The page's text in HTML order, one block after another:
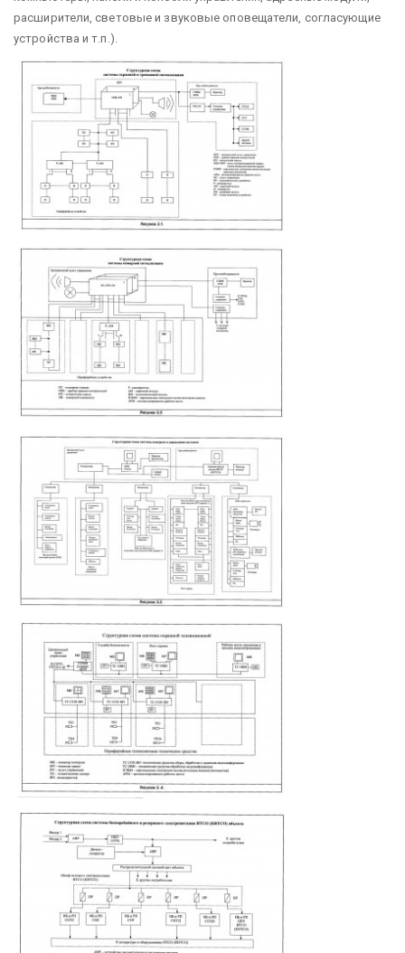
расширители, световые и звуковые оповещатели, согласующие
устройства и т.п.).